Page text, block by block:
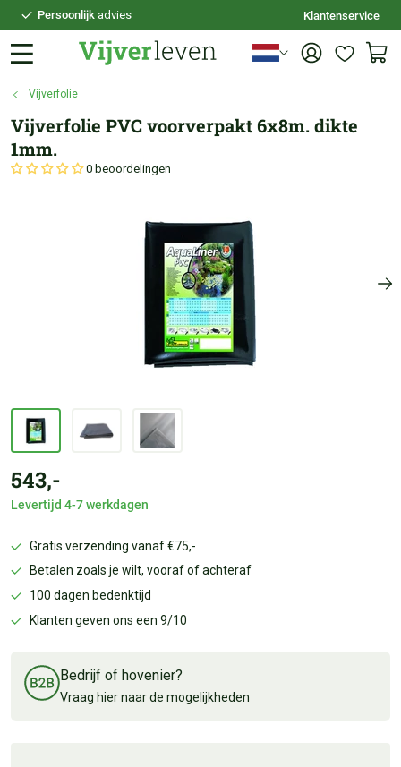
Persoonlijk advies
21:30besteld, vandaag
Veiligachteraf betalen
Persoonlijkadvies
Klantenservice
Vijverfolie
Vijverfolie PVC voorverpakt 6x8m. dikte
1mm.
0 beoordelingen
543,-
Levertijd 4-7 werkdagen
Gratis verzending vanaf €75,-
Betalen zoals je wilt, vooraf of achteraf
100 dagen bedenktijd
Klanten geven ons een 9/10
Bedrijf of hovenier?
Vraag hier naar de mogelijkheden